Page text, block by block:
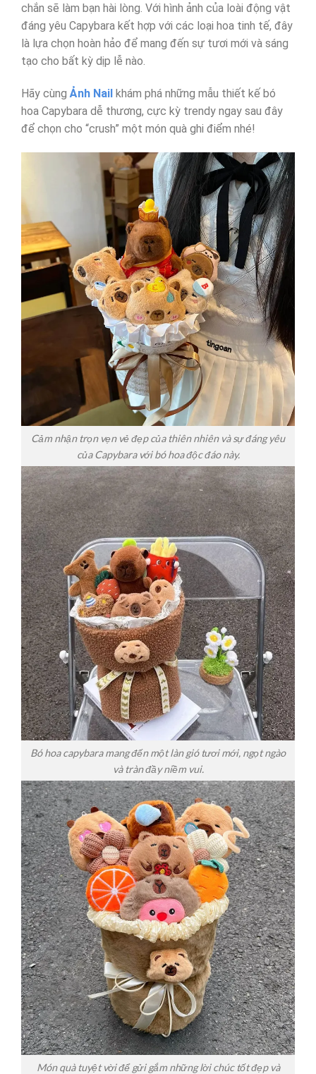
chắn sẽ làm bạn hài lòng. Với hình ảnh của loài động vật
đáng yêu Capybara kết hợp với các loại hoa tinh tế, đây
là lựa chọn hoàn hảo để mang đến sự tươi mới và sáng
tạo cho bất kỳ dịp lễ nào.
Hãy cùng Ảnh Nailkhám phá những mẫu thiết kế bó
hoa Capybara dễ thương, cực kỳ trendy ngay sau đây
để chọn cho “crush” một món quà ghi điểm nhé!
Cảm nhận trọn vẹn vẻ đẹp của thiên nhiên và sự đáng yêu
của Capybara với bó hoa độc đáo này.
Bó hoa capybara mang đến một làn gió tươi mới, ngọt ngào
và tràn đầy niềm vui.
Món quà tuyệt vời để gửi gắm những lời chúc tốt đẹp và